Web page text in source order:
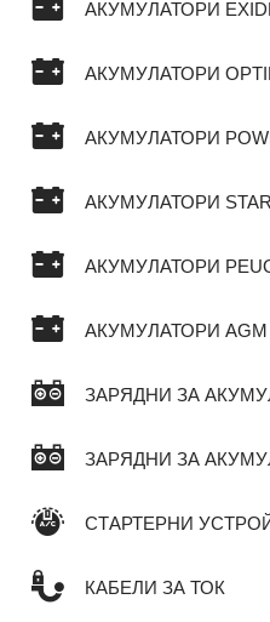
АКУМУЛАТОРИ
АКУМУЛАТОРИ
АКУМУЛАТОРИ
АКУМУЛАТОРИ
АКУМУЛАТОРИ
АКУМУЛАТОРИ AGM
ЗАРЯДНИ ЗА
ЗАРЯДНИ ЗА
СТАРТЕРНИ
КАБЕЛИ ЗА ТОК